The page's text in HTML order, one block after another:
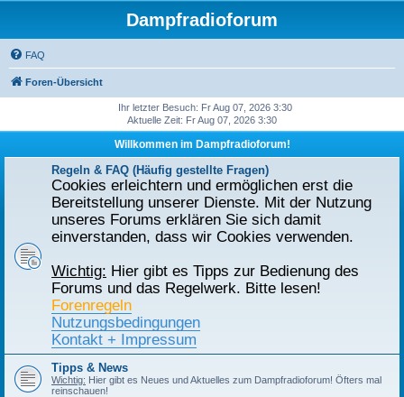
Dampfradioforum
FAQ
Foren-Übersicht
Ihr letzter Besuch: Fr Aug 07, 2026 3:30
Aktuelle Zeit: Fr Aug 07, 2026 3:30
Willkommen im Dampfradioforum!
Regeln & FAQ (Häufig gestellte Fragen)
Cookies erleichtern und ermöglichen erst die
Bereitstellung unserer Dienste. Mit der Nutzung
unseres Forums erklären Sie sich damit
einverstanden, dass wir Cookies verwenden.
Wichtig: Hier gibt es Tipps zur Bedienung des
Forums und das Regelwerk. Bitte lesen!
Forenregeln
Nutzungsbedingungen
Kontakt + Impressum
Tipps & News
Wichtig: Hier gibt es Neues und Aktuelles zum Dampfradioforum! Öfters mal
reinschauen!